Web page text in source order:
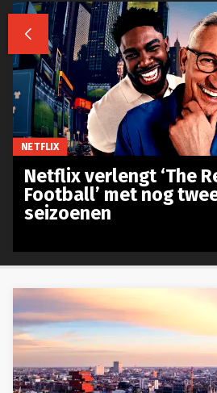

NETFLIX
Netflix verlengt ‘The
Football’ met nog
seizoenen